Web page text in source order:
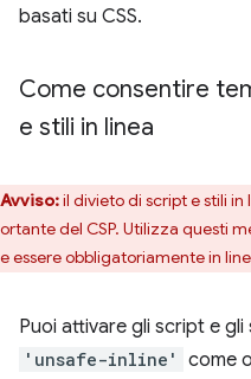
basati su CSS.
Come consentire
e stili in linea
Avviso:il divieto di script e stili
del CSP. Utilizza questi
essere obbligatoriamente in
Puoi attivare gli script e
'unsafe-inline'
come